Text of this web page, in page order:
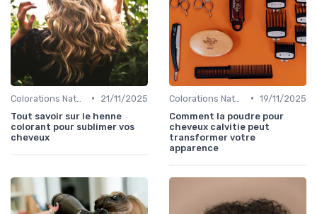
•
21/11/2025
Tout savoir sur le henne
colorant pour sublimer vos
cheveux
• 19/11/2025
Comment la poudre pour
cheveux calvitie peut
transformer votre
apparence